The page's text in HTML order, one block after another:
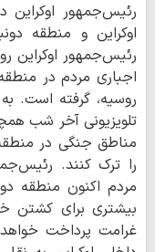
رئیس‌جمهور اوکراین
اوکراین و منطقه
رئیس‌جمهور اوکراین
اجباری مردم در
روسیه، گرفته است.
تلویزیونی آخر شب
مناطق جنگی در
را ترک کنند.
مردم اکنون منطقه
بیشتری برای کشتن
غرامت پرداخت